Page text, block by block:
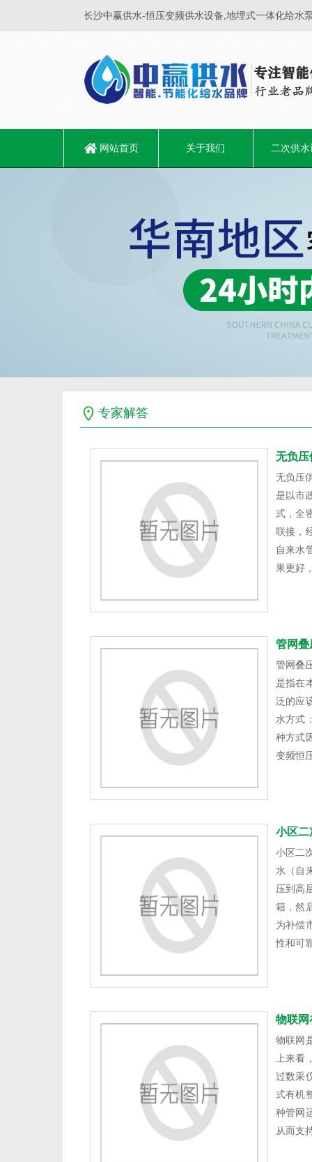
长沙中赢供水-恒压变频供水设备,地埋式一体化给水
网站首页 关于我们 二次供水
专家解答
无负压
无负压
是以市
式，全
联接，
自来水
果更好
管网叠
管网叠
是指在
泛的应
水方式
种方式
变频恒
小区二
小区二
水（自
压到高
箱，然
为补偿
性和可
物联网
物联网
上来看
过数采
式有机
种管网
从而支